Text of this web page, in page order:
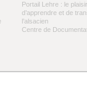
Portail Lehre : le plaisir
d’apprendre et de
l’alsacien
Centre de